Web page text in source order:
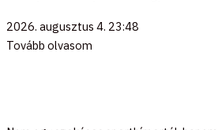
2026. augusztus 4. 23:48
Tovább olvasom